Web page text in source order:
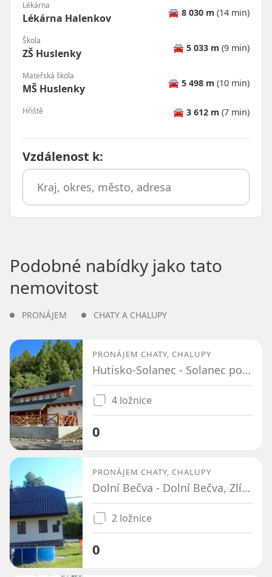
Lékárna
Lékárna Halenkov 🚘 8 030 m (14 min)
Škola
ZŠ Huslenky 🚘 5 033 m (9 min)
Mateřská škola
MŠ Huslenky 🚘 5 498 m (10 min)
Hřiště 🚘 3 612 m (7 min)
Vzdálenost k:
Podobné nabídky jako tato
nemovitost
PRONÁJEM CHATY A CHALUPY
PRONÁJEM CHATY, CHALUPY
Hutisko-Solanec - Solanec pod Soláněm, Zlínský kraj
4 ložnice
0
PRONÁJEM CHATY, CHALUPY
Dolní Bečva - Dolní Bečva, Zlínský kraj
2 ložnice
0